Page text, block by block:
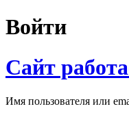
Войти
Сайт
Имя пользователя или